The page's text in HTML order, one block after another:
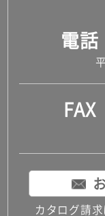
電話
FAX
カタログ請